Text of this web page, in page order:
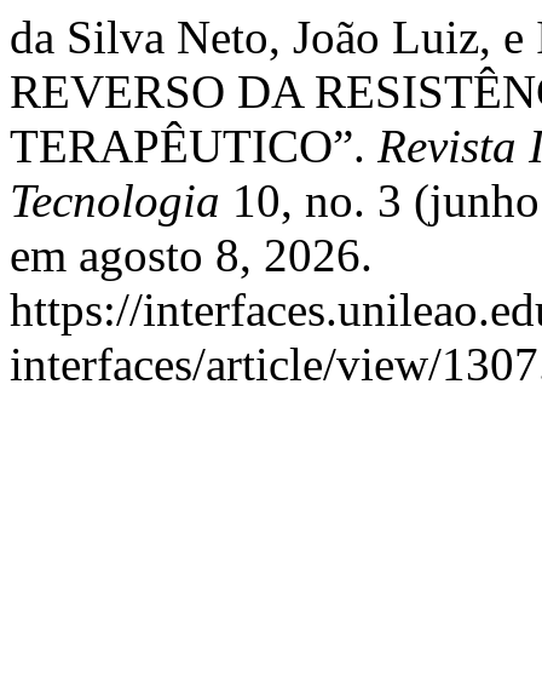
da Silva Neto, João Luiz,
REVERSO DA
TERAPÊUTICO”. Revista
Tecnologia 10, no. 3
em agosto 8, 2026.
https://
interfaces/article/view/